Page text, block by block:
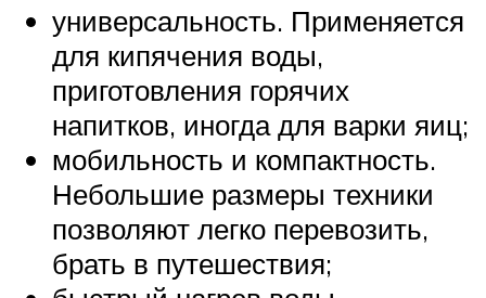
универсальность. Применяется
для кипячения воды,
приготовления горячих
напитков, иногда для варки яиц;
мобильность и компактность.
Небольшие размеры техники
позволяют легко перевозить,
брать в путешествия;